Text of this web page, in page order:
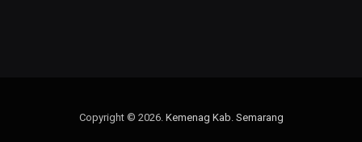
Copyright © 2026. Kemenag Kab. Semarang